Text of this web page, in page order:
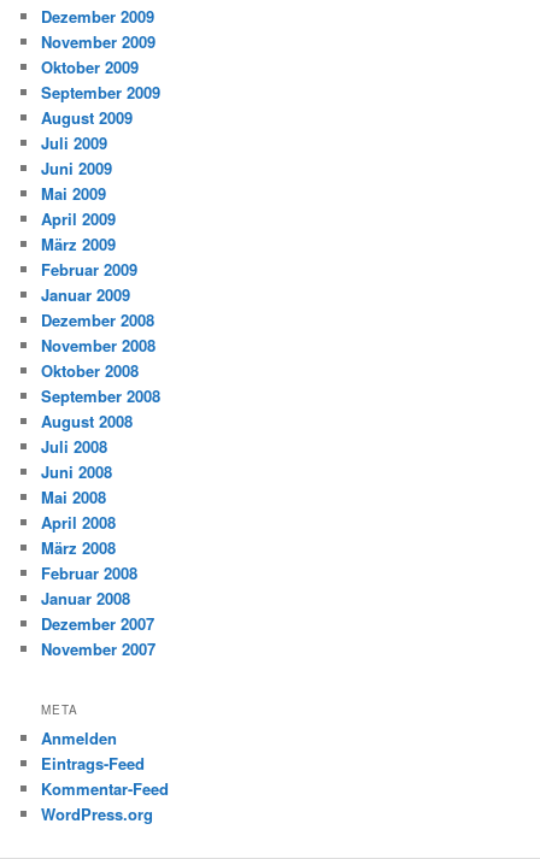
Dezember 2009
November 2009
Oktober 2009
September 2009
August 2009
Juli 2009
Juni 2009
Mai 2009
April 2009
März 2009
Februar 2009
Januar 2009
Dezember 2008
November 2008
Oktober 2008
September 2008
August 2008
Juli 2008
Juni 2008
Mai 2008
April 2008
März 2008
Februar 2008
Januar 2008
Dezember 2007
November 2007
META
Anmelden
Eintrags-Feed
Kommentar-Feed
WordPress.org